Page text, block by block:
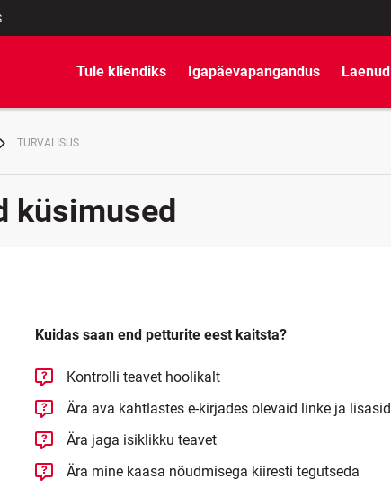
Tule kliendiks Igapäevapangandus Laenud
TURVALISUS
küsimused
Kuidas saan end petturite eest kaitsta?
Kontrolli teavet hoolikalt
Ära ava kahtlastes e-kirjades olevaid linke ja lisasid
Ära jaga isiklikku teavet
Ära mine kaasa nõudmisega kiiresti tegutseda